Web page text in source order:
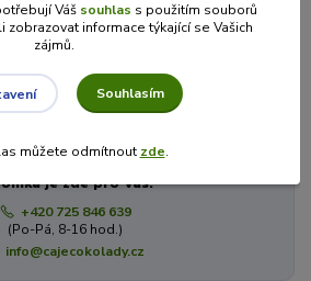
Potřebujete poradit?
je zde pro Vás!
+420 725 846 639
(Po-Pá, 8-16 hod.)
info@cajecokolady.cz
Váš souhlas s použitím souborů
zobrazovat informace týkající se Vašich
zájmů.
Souhlasím
můžete odmítnout zde.